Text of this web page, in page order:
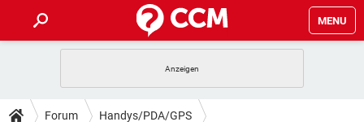
MENU
TIPPS & TRICKS
Forum Handys/PDA/GPS